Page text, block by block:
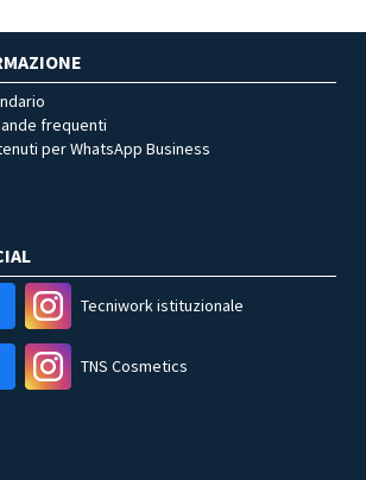
frequenti
per WhatsApp Business
Tecniwork istituzionale
TNS Cosmetics